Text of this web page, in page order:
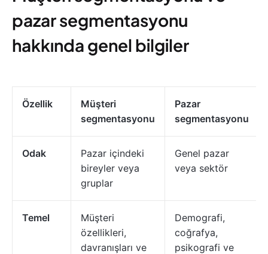
pazar segmentasyonu
hakkında genel bilgiler
Özellik
Müşteri
segmentasyonu
Pazar
segmentasyonu
Odak
Pazar içindeki
bireyler veya
gruplar
Genel pazar
veya sektör
Temel
Müşteri
özellikleri,
davranışları ve
Demografi,
coğrafya,
psikografi ve